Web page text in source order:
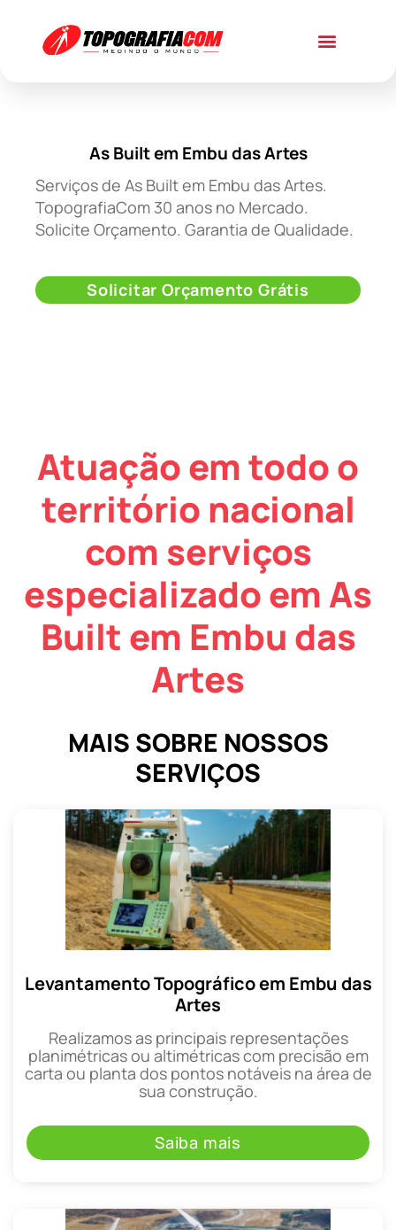
As Built em Embu das Artes
Serviços de As Built em Embu das Artes.
TopografiaCom 30 anos no Mercado.
Solicite Orçamento. Garantia de Qualidade.
Solicitar Orçamento Grátis
Atuação em todo o
território nacional
com serviços
especializado em As
Built em Embu das
Artes
MAIS SOBRE NOSSOS
SERVIÇOS
Levantamento Topográfico em Embu das
Artes
Realizamos as principais representações
planimétricas ou altimétricas com precisão em
carta ou planta dos pontos notáveis na área de
sua construção.
Saiba mais